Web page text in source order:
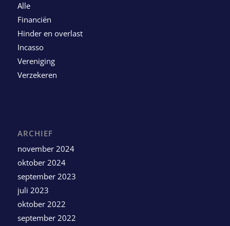
Alle
Financiën
Hinder en overlast
Incasso
Vereniging
Verzekeren
ARCHIEF
november 2024
oktober 2024
september 2023
juli 2023
oktober 2022
september 2022